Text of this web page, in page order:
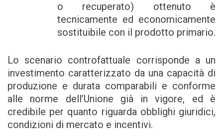
o recuperato) ottenuto è
tecnicamente ed economicamente
sostituibile con il prodotto primario.
Lo scenario controfattuale corrisponde a un
investimento caratterizzato da una capacità di
produzione e durata comparabili e conforme
alle norme dell’Unione già in vigore, ed è
credibile per quanto riguarda obblighi giuridici,
condizioni di mercato e incentivi.